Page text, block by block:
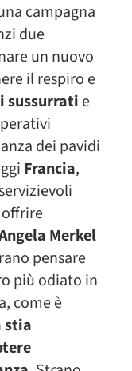
campagna
due
un nuovo
il respiro e
sussurrati e
dei pavidi
Francia,
offrire
Merkel
pensare
più odiato in
come è
stia